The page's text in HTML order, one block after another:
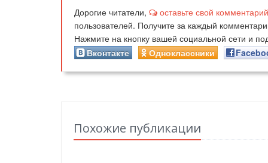
Дорогие читатели,
оставьте свой комментарий
пользователей. Получите за каждый
Нажмите на кнопку вашей социальной сети и
Вконтакте
Одноклассники
Похожие публикации